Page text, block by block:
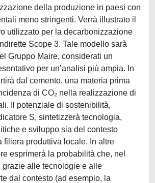
della produzione in paesi con
meno stringenti. Verrà illustrato il
utilizzato per la decarbonizzazione
Scope 3. Tale modello sarà
Gruppo Maire, considerati un
per un’analisi più ampia. In
dal cemento, una materia prima
di CO₂ nella realizzazione di
Il potenziale di sostenibilità,
S, sintetizzerà tecnologia,
e sviluppo sia del contesto
filiera produttiva locale. In altre
esprimerà la probabilità che, nel
grazie alle tecnologie e alle
dal contesto (ad esempio, la